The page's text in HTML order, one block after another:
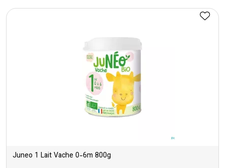
Juneo 1 Lait Vache 0-6m 800g